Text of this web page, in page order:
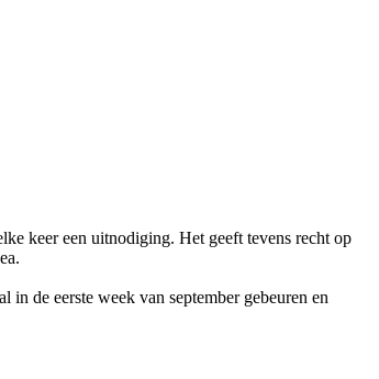
keer een uitnodiging. Het geeft tevens recht op
de eerste week van september gebeuren en